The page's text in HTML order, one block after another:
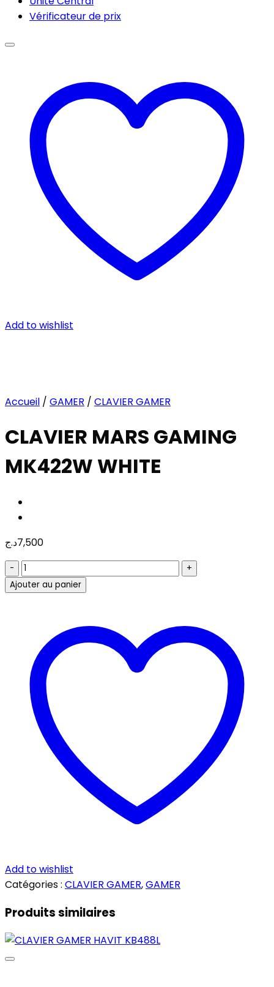
Vérificateur de prix
Add to wishlist
Accueil / GAMER / CLAVIER GAMER
CLAVIER MARS GAMING
MK422W WHITE
7,500د.ج
quantité
de
CLAVIER
MK422W
WHITE
Ajouter au panier
Add to wishlist
Catégories : CLAVIER GAMER,GAMER
Produits similaires